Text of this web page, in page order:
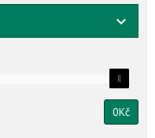
0Kč